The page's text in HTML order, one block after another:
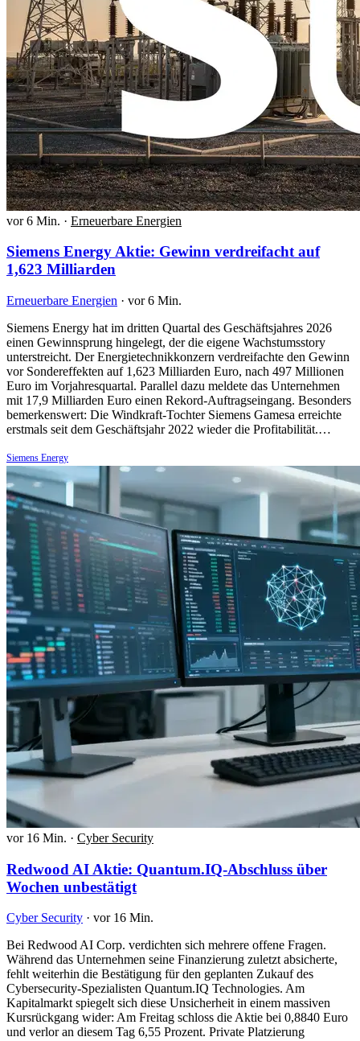
vor 6 Min. · Erneuerbare Energien
Siemens Energy Aktie: Gewinn verdreifacht auf
1,623 Milliarden
Erneuerbare Energien · vor 6 Min.
Siemens Energy hat im dritten Quartal des Geschäftsjahres 2026
einen Gewinnsprung hingelegt, der die eigene Wachstumsstory
unterstreicht. Der Energietechnikkonzern verdreifachte den Gewinn
vor Sondereffekten auf 1,623 Milliarden Euro, nach 497 Millionen
Euro im Vorjahresquartal. Parallel dazu meldete das Unternehmen
mit 17,9 Milliarden Euro einen Rekord-Auftragseingang. Besonders
bemerkenswert: Die Windkraft-Tochter Siemens Gamesa erreichte
erstmals seit dem Geschäftsjahr 2022 wieder die Profitabilität.…
Siemens Energy
vor 16 Min. · Cyber Security
Redwood AI Aktie: Quantum.IQ-Abschluss über
Wochen unbestätigt
Cyber Security · vor 16 Min.
Bei Redwood AI Corp. verdichten sich mehrere offene Fragen.
Während das Unternehmen seine Finanzierung zuletzt absicherte,
fehlt weiterhin die Bestätigung für den geplanten Zukauf des
Cybersecurity-Spezialisten Quantum.IQ Technologies. Am
Kapitalmarkt spiegelt sich diese Unsicherheit in einem massiven
Kursrückgang wider: Am Freitag schloss die Aktie bei 0,8840 Euro
und verlor an diesem Tag 6,55 Prozent. Private Platzierung